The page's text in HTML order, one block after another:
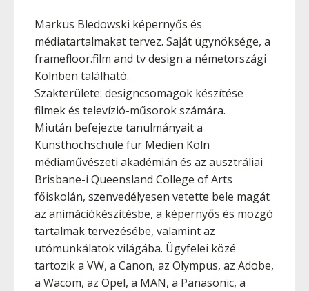
Markus Bledowski képernyős és
médiatartalmakat tervez. Saját ügynöksége, a
framefloor.film and tv design a németországi
Kölnben található.
Szakterülete: designcsomagok készítése
filmek és televízió-műsorok számára.
Miután befejezte tanulmányait a
Kunsthochschule für Medien Köln
médiaművészeti akadémián és az ausztráliai
Brisbane-i Queensland College of Arts
főiskolán, szenvedélyesen vetette bele magát
az animációkészítésbe, a képernyős és mozgó
tartalmak tervezésébe, valamint az
utómunkálatok világába. Ügyfelei közé
tartozik a VW, a Canon, az Olympus, az Adobe,
a Wacom, az Opel, a MAN, a Panasonic, a